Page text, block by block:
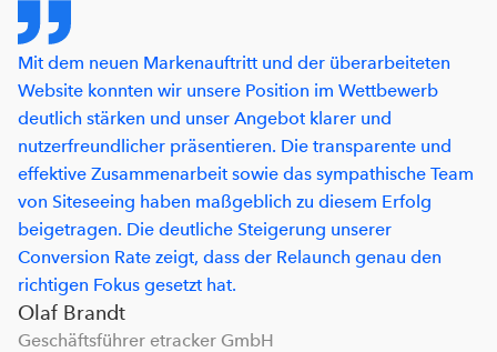
Mit dem neuen Markenauftritt und der überarbeiteten
Website konnten wir unsere Position im Wettbewerb
deutlich stärken und unser Angebot klarer und
nutzerfreundlicher präsentieren. Die transparente und
effektive Zusammenarbeit sowie das sympathische Team
von Siteseeing haben maßgeblich zu diesem Erfolg
beigetragen. Die deutliche Steigerung unserer
Conversion Rate zeigt, dass der Relaunch genau den
richtigen Fokus gesetzt hat.
Olaf Brandt
Geschäftsführer etracker GmbH